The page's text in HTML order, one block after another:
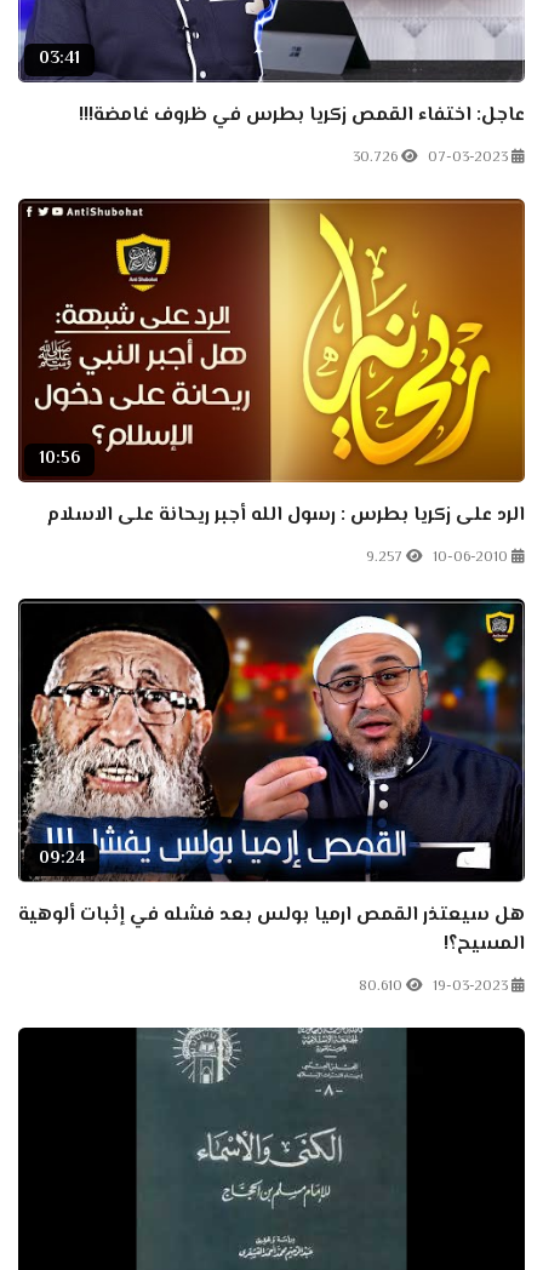
03:41
عاجل: اختفاء القمص زكريا بطرس في ظروف غامضة!!!
07-03-2023
30.726
10:56
الرد على زكريا بطرس : رسول الله أجبر ريحانة على الاسلام
10-06-2010
9.257
09:24
هل سيعتذر القمص ارميا بولس بعد فشله في إثبات ألوهية
المسيح؟!
19-03-2023
80.610